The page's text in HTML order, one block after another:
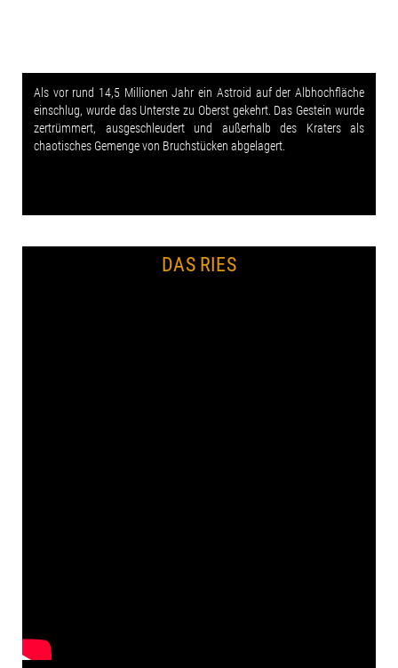
Als vor rund 14,5 Millionen Jahr ein Astroid auf der Albhochfläche
einschlug, wurde das Unterste zu Oberst gekehrt. Das Gestein wurde
zertrümmert, ausgeschleudert und außerhalb des Kraters als
chaotisches Gemenge von Bruchstücken abgelagert.
DAS RIES